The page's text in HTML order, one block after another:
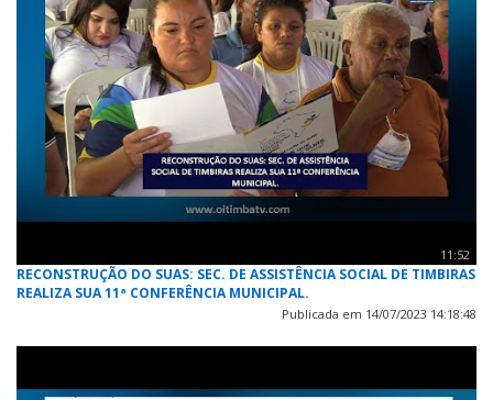
11:52
RECONSTRUÇÃO DO SUAS: SEC. DE ASSISTÊNCIA SOCIAL DE TIMBIRAS
REALIZA SUA 11ª CONFERÊNCIA MUNICIPAL.
Publicada em 14/07/2023 14:18:48